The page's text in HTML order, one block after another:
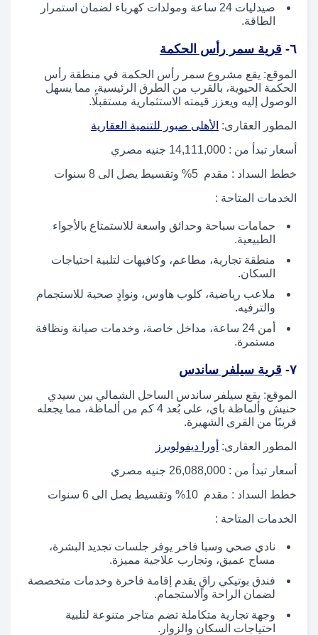
صيدليات 24 ساعة ومولدات كهرباء لضمان استمرار
الطاقة.
٦- قرية سمر رأس الحكمة
الموقع: يقع مشروع سمر رأس الحكمة في منطقة رأس
الحكمة الحيوية، بالقرب من الطرق الرئيسية، مما يسهل
الوصول إليه ويعزز قيمته الاستثمارية مستقبلًا.
المطور العقارى: الأهلى صبور للتنمية العقارية
أسعار تبدأ من : 14,111,000 جنيه مصري
خطط السداد : مقدم 5% وتقسيط يصل الى 8 سنوات
الخدمات المتاحة :
حمامات سباحة وحدائق واسعة للاستمتاع بالأجواء
الطبيعية.
منطقة تجارية، مطاعم، وكافيهات لتلبية احتياجات
السكان.
ملاعب رياضية، كلوب هاوس، ونوادٍ صحية للاستجمام
والترفيه.
أمن 24 ساعة، مداخل خاصة، وخدمات صيانة ونظافة
مستمرة.
٧- قرية سيلفر ساندس
الموقع: يقع سيلفر ساندس الساحل الشمالي بين سيدي
حنيش وألماظة باي، على بُعد 4 كم من ألماظة، مما يجعله
قريبًا من القرى الشهيرة.
المطور العقارى: أورا ديفولوبرز
أسعار تبدأ من : 26,088,000 جنيه مصري
خطط السداد : مقدم 10% وتقسيط يصل الى 6 سنوات
الخدمات المتاحة :
نادي صحي وسبا فاخر يوفر جلسات تجديد البشرة،
مساج عميق، وتجارب علاجية مميزة.
فندق بوتيكي راقٍ يقدم إقامة فاخرة وخدمات متخصصة
لضمان الراحة والاستجمام.
وجهة تجارية متكاملة تضم متاجر متنوعة لتلبية
احتياجات السكان والزوار.